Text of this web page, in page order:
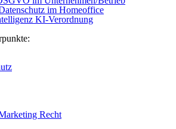
im Homeoffice
KI-Verordnung
Recht